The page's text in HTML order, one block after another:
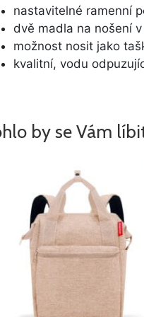
nastavitelné ramenní
dvě madla na nošení
možnost nosit jako
kvalitní, vodu
by se Vám
byla:
1
275 Kč.
je:
049 Kč.